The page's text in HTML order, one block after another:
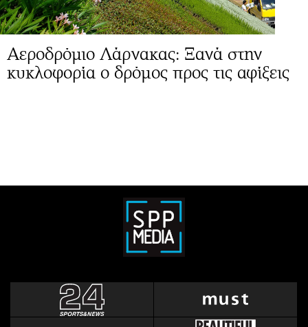
Αεροδρόμιο Λάρνακας: Ξανά στην
κυκλοφορία ο δρόμος προς τις αφίξεις